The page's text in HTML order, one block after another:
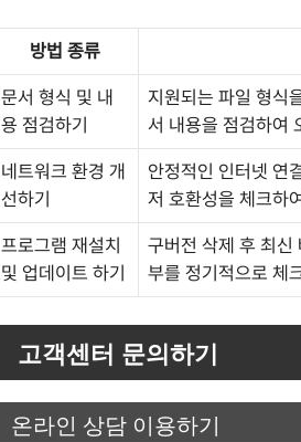
방법 종류
문서 형식 및 내
용 점검하기
지원되는 파일 형식
서 내용을 점검하여
네트워크 환경 개
선하기
안정적인 인터넷 연
저 호환성을 체크하
프로그램 재설치
및 업데이트 하기
구버전 삭제 후 최신
부를 정기적으로 체
고객센터 문의하기
온라인 상담 이용하기